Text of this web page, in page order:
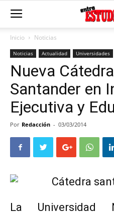
Inicio Noticias
Noticias Actualidad Universidades
Nueva
Santander en
Ejecutiva y
Por Redacción - 03/03/2014
La Universidad